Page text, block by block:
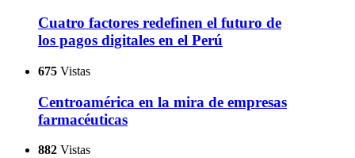
Cuatro factores redefinen el futuro de
los pagos digitales en el Perú
675 Vistas
Centroamérica en la mira de empresas
farmacéuticas
882 Vistas